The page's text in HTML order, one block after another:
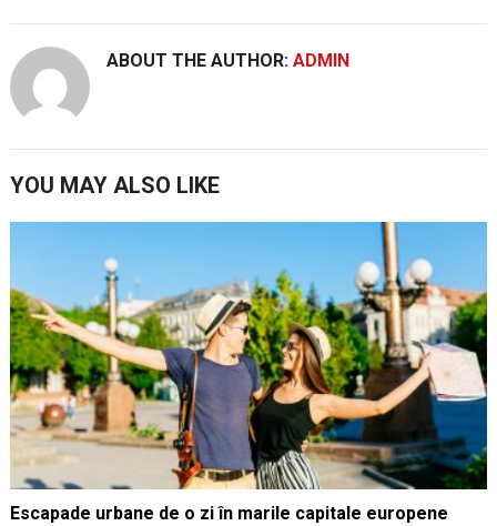
ABOUT THE AUTHOR: ADMIN
YOU MAY ALSO LIKE
Escapade urbane de o zi în marile capitale europene